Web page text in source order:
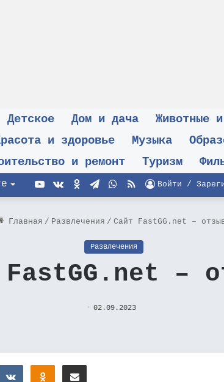
Детское Дом и дача Животные
и здоровье Музыка
и ремонт Туризм
Войти /
RSS
WhatsApp
Telegram
Одноклассники
vk.com
YouTube
Главная / Развлечения / Сайт FastGG.net –
Развлечения
–
02.09.2023
ВконтактеОдноклассники
Поделиться через электронную почту